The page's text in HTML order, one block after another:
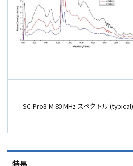
SC-Pro8-M 80 MHz スペクトル (typical)
特長